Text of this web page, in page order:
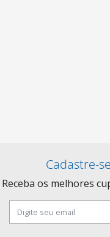
Cadastre-
Receba os melhores